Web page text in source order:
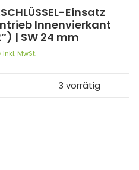
Einsatz
Innenvierkant
| SW 24 mm
inkl. MwSt.
3 vorrätig